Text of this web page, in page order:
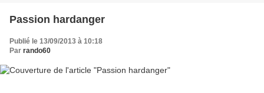
Passion hardanger
Publié le 13/09/2013 à 10:18
Par rando60